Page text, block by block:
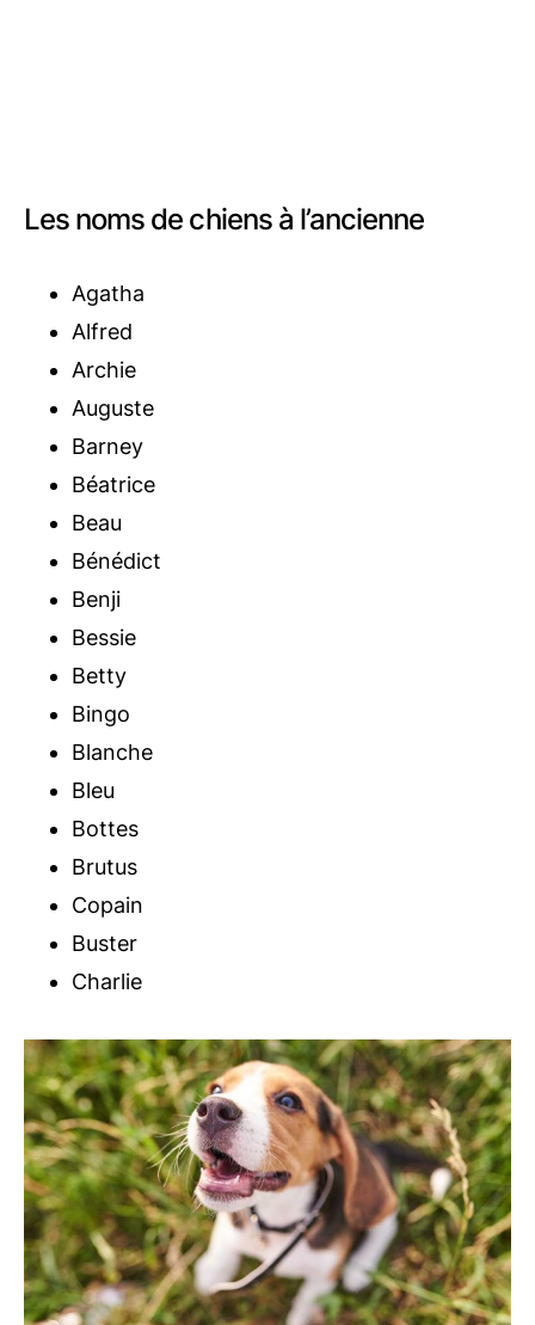
Les noms de chiens à l’ancienne
Agatha
Alfred
Archie
Auguste
Barney
Béatrice
Beau
Bénédict
Benji
Bessie
Betty
Bingo
Blanche
Bleu
Bottes
Brutus
Copain
Buster
Charlie